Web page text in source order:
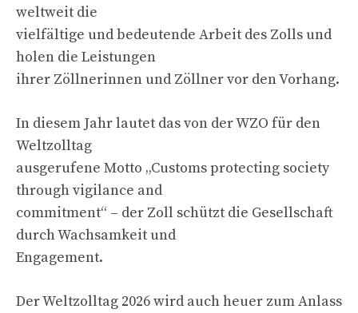
weltweit die
vielfältige und bedeutende Arbeit des Zolls und
holen die Leistungen
ihrer Zöllnerinnen und Zöllner vor den Vorhang.
In diesem Jahr lautet das von der WZO für den
Weltzolltag
ausgerufene Motto „Customs protecting society
through vigilance and
commitment“ – der Zoll schützt die Gesellschaft
durch Wachsamkeit und
Engagement.
Der Weltzolltag 2026 wird auch heuer zum Anlass